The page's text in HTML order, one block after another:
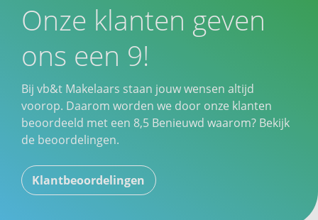
Onze klanten geven
ons een 9!
Bij vb&t Makelaars staan jouw wensen altijd
voorop. Daarom worden we door onze klanten
beoordeeld met een 8,5 Benieuwd waarom? Bekijk
de beoordelingen.
Klantbeoordelingen